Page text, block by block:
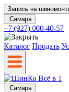
Запись на
Самара
+7 (927) 000-40-57
Каталог Продать
Самара